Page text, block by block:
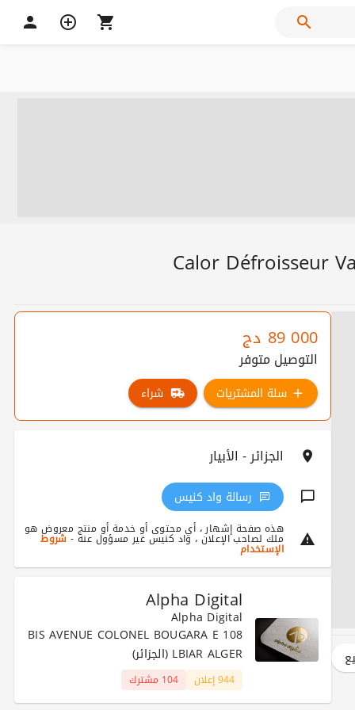
Calor Défroisseur
89 000 دج
التوصيل متوفر
سلة المشتريات شراء
الجزائر - الأبيار
رسالة واد كنيس
هذه صفحة إشهار ، أي محتوى أو خدمة أو منتج معروض هو
ملك لصاحب الإعلان ، واد كنيس غير مسؤول عنه - شروط
الإستخدام
Alpha Digital
Alpha Digital
108 BIS AVENUE COLONEL BOUGARA E
LBIAR ALGER (الجزائر)
944 إعلان 104 مشترك